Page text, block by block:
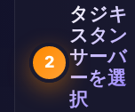
2
タジキ
スタン
サーバ
ーを選
択